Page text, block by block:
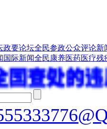
政要论坛全民参政公众评论新
国际新闻全民康养医药医疗残